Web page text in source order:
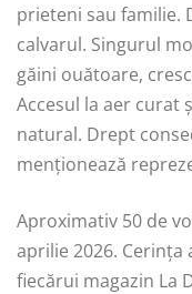
prieteni sau familie.
calvarul. Singurul
găini ouătoare,
Accesul la aer curat
natural. Drept
menționează
Aproximativ 50 de
aprilie 2026.
fiecărui magazin La